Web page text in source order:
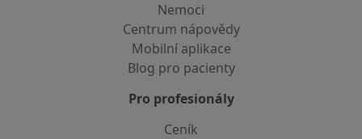
Nemoci
Centrum nápovědy
Mobilní aplikace
Blog pro pacienty
Pro profesionály
Ceník